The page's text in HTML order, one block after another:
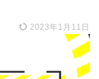
2023年1月11日